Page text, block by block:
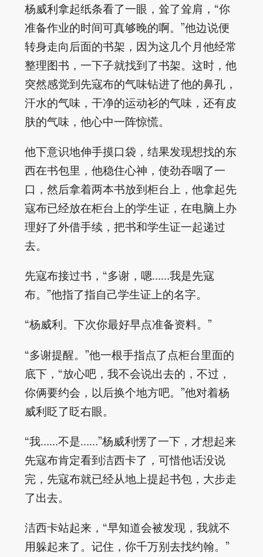
杨威利拿起纸条看了一眼，耸了耸肩，“你
准备作业的时间可真够晚的啊。”他边说便
转身走向后面的书架，因为这几个月他经常
整理图书，一下子就找到了书架。这时，他
突然感觉到先寇布的气味钻进了他的鼻孔，
汗水的气味，干净的运动衫的气味，还有皮
肤的气味，他心中一阵惊慌。
他下意识地伸手摸口袋，结果发现想找的东
西在书包里，他稳住心神，使劲吞咽了一
口，然后拿着两本书放到柜台上，他拿起先
寇布已经放在柜台上的学生证，在电脑上办
理好了外借手续，把书和学生证一起递过
去。
先寇布接过书，“多谢，嗯……我是先寇
布。”他指了指自己学生证上的名字。
“杨威利。下次你最好早点准备资料。”
“多谢提醒。”他一根手指点了点柜台里面的
底下，“放心吧，我不会说出去的，不过，
你俩要约会，以后换个地方吧。”他对着杨
威利眨了眨右眼。
“我……不是……”杨威利愣了一下，才想起来
先寇布肯定看到洁西卡了，可惜他话没说
完，先寇布就已经从地上提起书包，大步走
了出去。
洁西卡站起来，“早知道会被发现，我就不
用躲起来了。记住，你千万别去找约翰。”